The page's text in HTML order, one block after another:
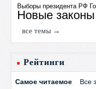
Выборы президента РФ
Новые законы
все темы →
Рейтинги
Самое читаемое Все